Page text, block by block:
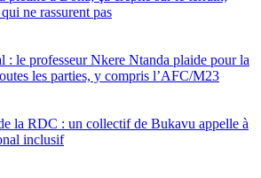
ne rassurent pas
: le professeur Nkere Ntanda plaide pour la
les parties, y compris l’AFC/M23
la RDC : un collectif de Bukavu appelle à
inclusif